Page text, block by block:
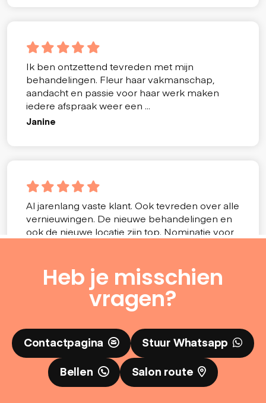
Heb je misschien
vragen?
Contactpagina
Stuur Whatsapp
Bellen
Salon route